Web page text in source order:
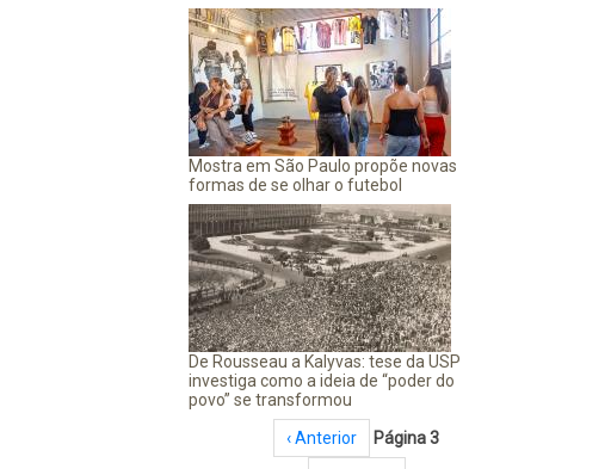
Mostra em São Paulo propõe novas
formas de se olhar o futebol
De Rousseau a Kalyvas: tese da USP
investiga como a ideia de “poder do
povo” se transformou
PaginaçãoPágina anterior
‹ Anterior
Página 3